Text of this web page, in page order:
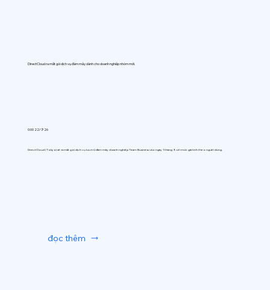
DirectCloud ra mắt gói dịch vụ đám mây dành cho doanh nghiệp nhóm mới.
0:00 22/7/26
DirectCloud (Tokyo) sẽ ra mắt gói dịch vụ lưu trữ đám mây doanh nghiệp Team Business vào ngày 1 tháng 9, với mức giá tính theo người dùng.
đọc thêm